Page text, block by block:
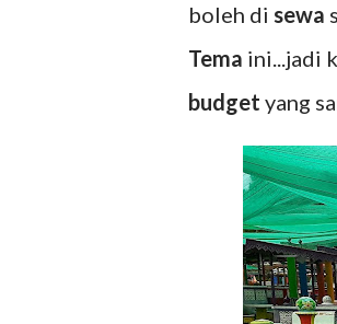
boleh di sewa
Tema ini...jadi
budget yang